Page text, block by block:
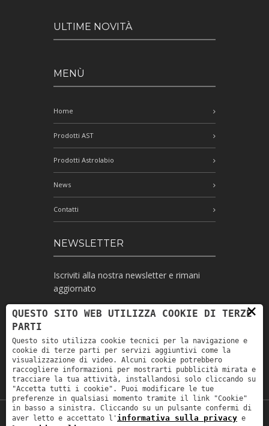
ULTIME NOVITÀ
MENÙ
Home
Prodotti AST
Prodotti Astrolabio
News
Contatti
NEWSLETTER
Iscriviti alla nostra newsletter e rimani
aggiornato
Ho letto l'informativa e autorizzo il
trattamento dei miei dati personali per le
finalità ivi indicate *
×
QUESTO SITO WEB UTILIZZA COOKIE DI TERZE
PARTI
Questo sito utilizza cookie tecnici per la navigazione e
cookie di terze parti per servizi aggiuntivi come la
visualizzazione di video. Alcuni cookie potrebbero
raccogliere informazioni per mostrarti pubblicità mirata e
tracciare la tua attività, installandosi solo cliccando su
"Accetta tutti i cookie". Puoi modificare le tue
preferenze in qualsiasi momento tramite il link "Cookie"
in basso a sinistra. Cliccando su un pulsante confermi di
aver letto e accettato l' informativa sulla privacy e